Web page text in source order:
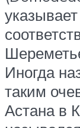
Иногда
таким
Астана в